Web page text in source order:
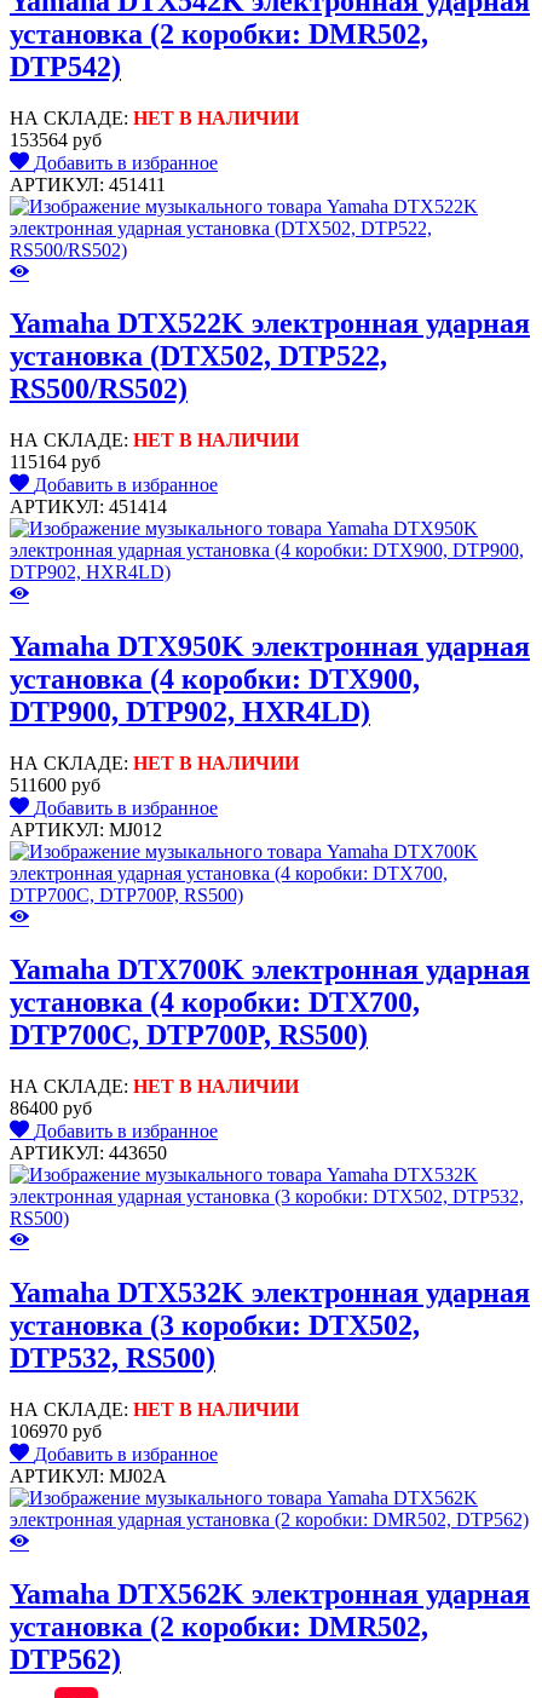
установка (2 коробки: DMR502,
DTP542)
НА СКЛАДЕ: НЕТ В НАЛИЧИИ
153564 руб
Добавить в избранное
АРТИКУЛ: 451411
Yamaha DTX522K электронная ударная
установка (DTX502, DTP522,
RS500/RS502)
НА СКЛАДЕ: НЕТ В НАЛИЧИИ
115164 руб
Добавить в избранное
АРТИКУЛ: 451414
Yamaha DTX950K электронная ударная
установка (4 коробки: DTX900,
DTP900, DTP902, HXR4LD)
НА СКЛАДЕ: НЕТ В НАЛИЧИИ
511600 руб
Добавить в избранное
АРТИКУЛ: MJ012
Yamaha DTX700K электронная ударная
установка (4 коробки: DTX700,
DTP700C, DTP700P, RS500)
НА СКЛАДЕ: НЕТ В НАЛИЧИИ
86400 руб
Добавить в избранное
АРТИКУЛ: 443650
Yamaha DTX532K электронная ударная
установка (3 коробки: DTX502,
DTP532, RS500)
НА СКЛАДЕ: НЕТ В НАЛИЧИИ
106970 руб
Добавить в избранное
АРТИКУЛ: MJ02A
Yamaha DTX562K электронная ударная
установка (2 коробки: DMR502,
DTP562)